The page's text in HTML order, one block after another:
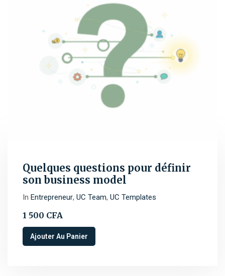
Quelques questions pour définir
son business model
In Entrepreneur, UC Team, UC Templates
1 500 CFA
Ajouter Au Panier